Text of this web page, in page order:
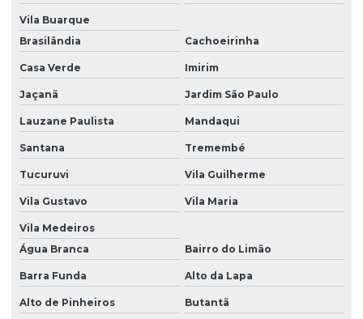
Gerenciamento de resíduos sólidos e líquidos
Inventário florestal
Inventário florestal empresas
Investigação ambiental confirmatória
Investigação ambiental detalhada
Investigação ambiental preliminar
Laudo ambiental
Laudo de fauna
Laudo de fauna e flora
Laudo de flora
Vila Buarque
Brasilândia
Cachoeirinha
Casa Verde Imirim
Jaçanã Jardim São Paulo
Lauzane Paulista Mandaqui
Santana Tremembé
Tucuruvi Vila Guilherme
Vila Gustavo Vila Maria
Vila Medeiros
Água Branca
Bairro do Limão
Barra Funda Alto da Lapa
Alto de Pinheiros Butantã